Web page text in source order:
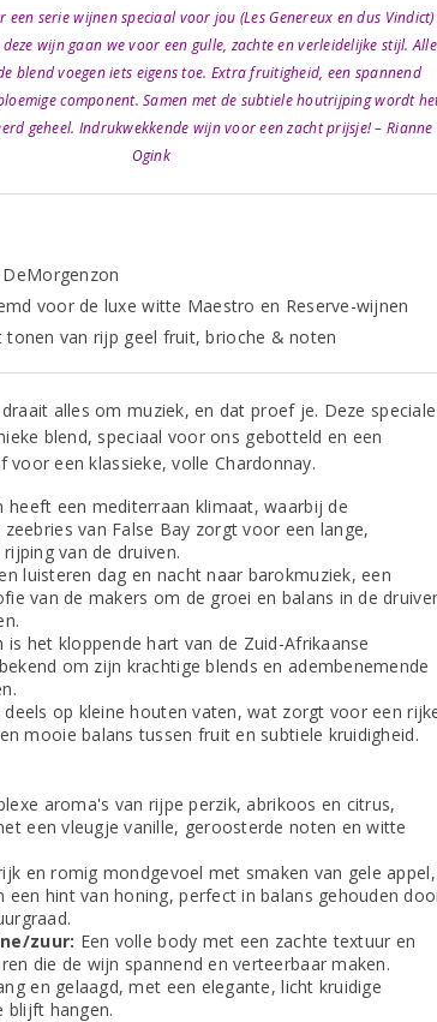
een serie wijnen speciaal voor jou (Les Genereux en dus Vindict)
wijn gaan we voor een gulle, zachte en verleidelijke stijl. Alle
blend voegen iets eigens toe. Extra fruitigheid, een spannend
component. Samen met de subtiele houtrijping wordt
geheel. Indrukwekkende wijn voor een zacht prijsje! – Rianne
Ogink
voor de luxe witte Maestro en Reserve-wijnen
tonen van rijp geel fruit, brioche & noten
alles om muziek, en dat proef je. Deze speciale
blend, speciaal voor ons gebotteld en een
voor een klassieke, volle Chardonnay.
heeft een mediterraan klimaat, waarbij de
van False Bay zorgt voor een lange,
van de druiven.
luisteren dag en nacht naar barokmuziek, een
van de makers om de groei en balans in de
is het kloppende hart van de Zuid-Afrikaanse
om zijn krachtige blends en adembenemende
op kleine houten vaten, wat zorgt voor een
mooie balans tussen fruit en subtiele kruidigheid.
aroma's van rijpe perzik, abrikoos en citrus,
een vleugje vanille, geroosterde noten en witte
en romig mondgevoel met smaken van gele appel,
een hint van honing, perfect in balans gehouden
zuur: Een volle body met een zachte textuur en
die de wijn spannend en verteerbaar maken.
en gelaagd, met een elegante, licht kruidige
blijft hangen.